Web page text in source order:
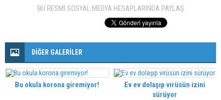
BU RESMİ SOSYAL MEDYA HESAPLARINDA PAYLAŞ
DİĞER GALERİLER
Bu okula korona giremiyor!
Ev ev dolaşıp virüsün izini
sürüyor